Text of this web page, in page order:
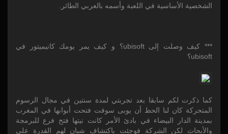
الشخصية الأساسية في اللعبة وأسمه بالعربي الطائر.
*** كيف وصلت إلى ubisoft؟ و كيف يمر يومك كانيميتور في
ubisoft؟
كما ذكرت لكم سابقا بعد تجربتي لمدة سنتين في مجال الرسوم
المتحركة كان لنا الحظ أن يوبى سوفت فتحت أبوابها في المغرب
بمدينة الدار البيضاء في بادئ الأمر كانت نيتها فتح فرع للبرمجة
والأبحاث لكن الشركة فوجئت باكتشاف شبان لهم القدرة على